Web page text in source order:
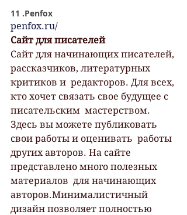
11 .Penfox
penfox.ru/
Сайт для писателей
Сайт для начинающих писателей,
рассказчиков, литературных
критиков и  редакторов. Для всех,
кто хочет связать свое будущее с
писательским  мастерством.
Здесь вы можете публиковать
свои работы и оценивать  работы
других авторов. На сайте
представлено много полезных
материалов  для начинающих
авторов.Минималистичный
дизайн позволяет полностью